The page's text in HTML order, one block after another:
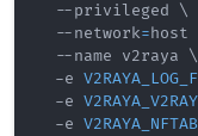
  --privileged
\
  --network
=host
  --name v2raya
\
  -e
  -e
  -e